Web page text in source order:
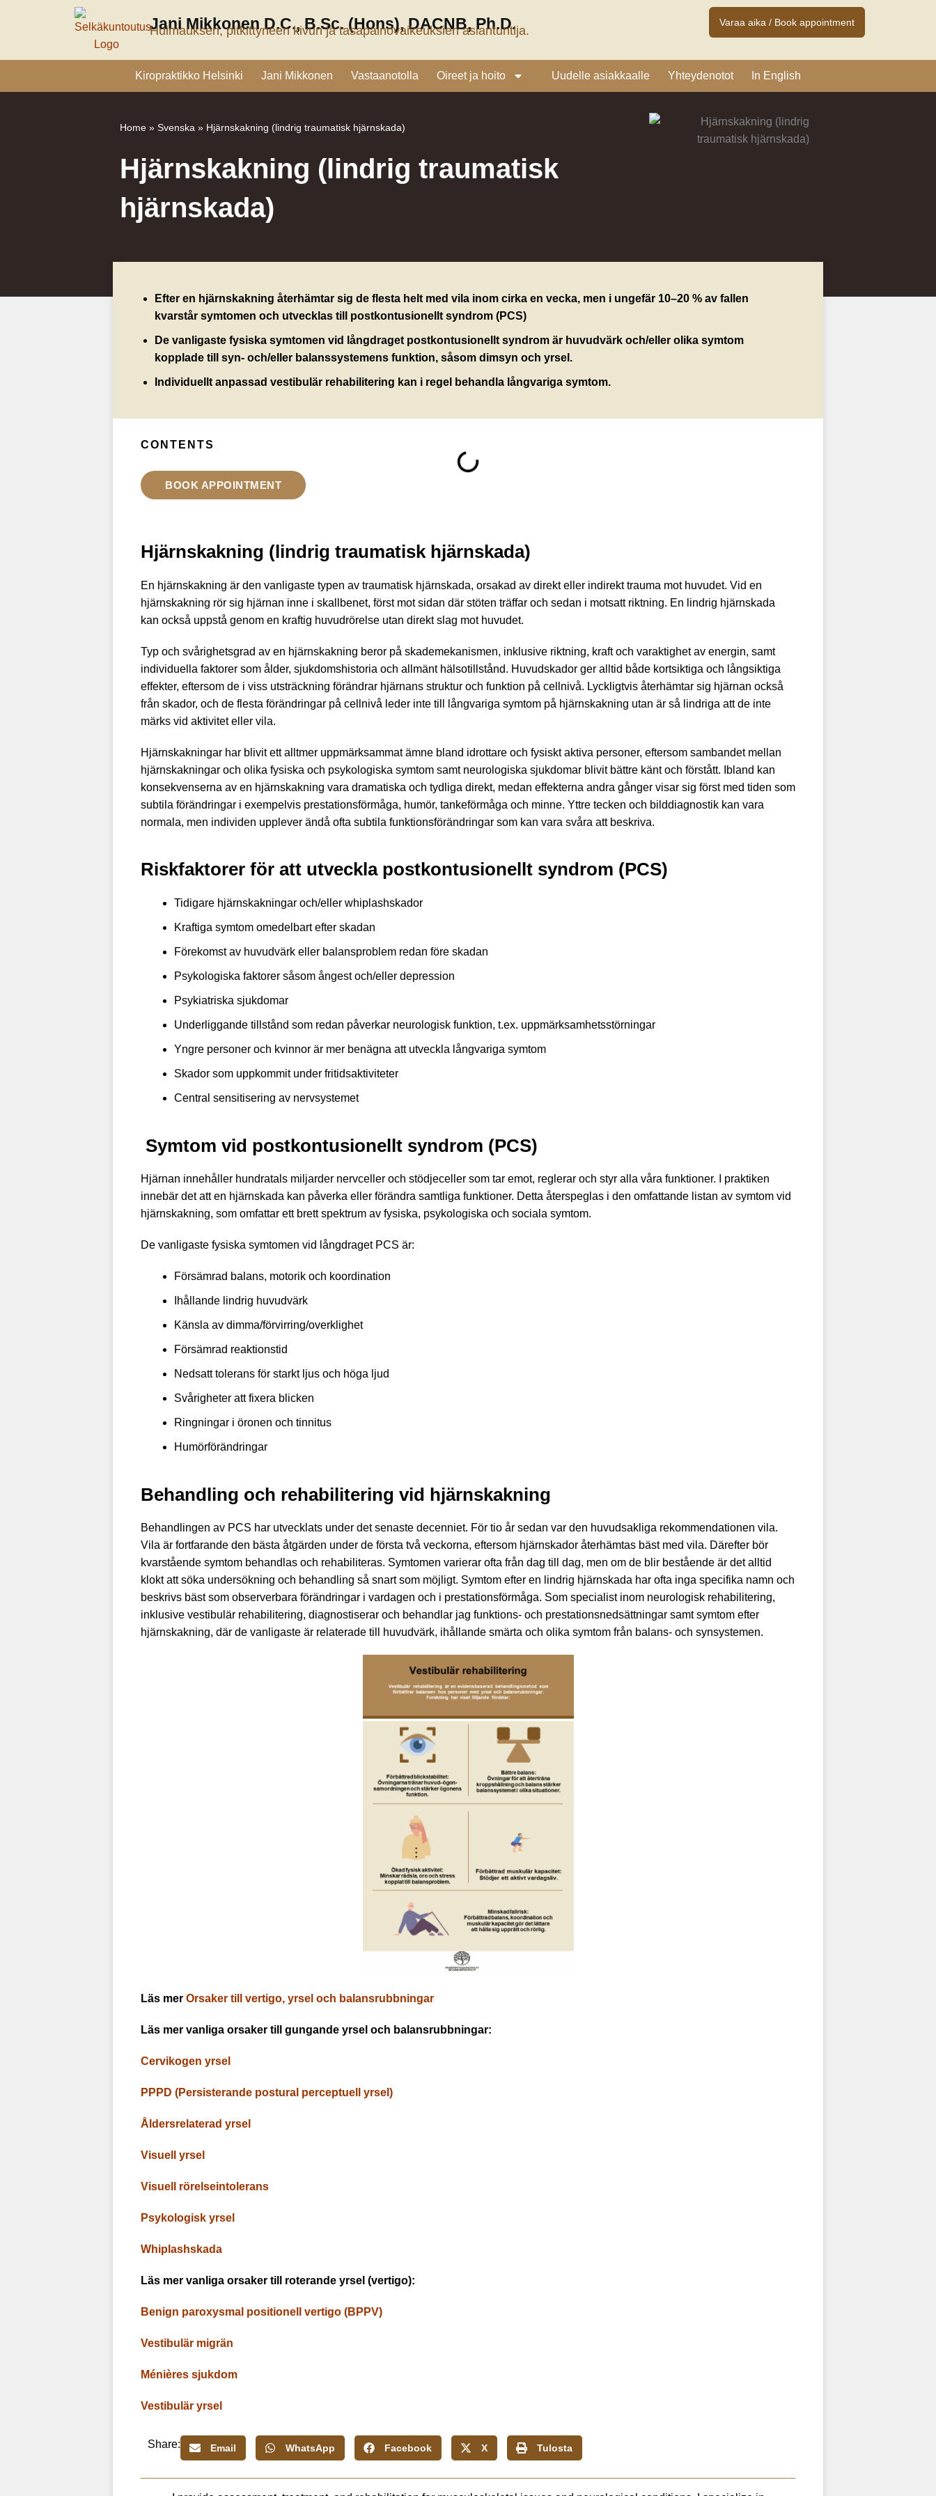
Jani Mikkonen D.C., B.Sc. (Hons), DACNB, Ph.D.
Huimauksen, pitkittyneen kivun ja tasapainovaikeuksien asiantuntija.
Varaa aika / Book appointment
Kiropraktikko Helsinki Jani Mikkonen Vastaanotolla Oireet ja hoito Uudelle asiakkaalle Yhteydenotot In English
Home » Svenska » Hjärnskakning (lindrig traumatisk hjärnskada)
Hjärnskakning (lindrig traumatisk
hjärnskada)
Efter en hjärnskakning återhämtar sig de flesta helt med vila inom cirka en vecka, men i ungefär 10–20 % av fallen
kvarstår symtomen och utvecklas till postkontusionellt syndrom (PCS)
De vanligaste fysiska symtomen vid långdraget postkontusionellt syndrom är huvudvärk och/eller olika symtom
kopplade till syn- och/eller balanssystemens funktion, såsom dimsyn och yrsel.
Individuellt anpassad vestibulär rehabilitering kan i regel behandla långvariga symtom.
CONTENTS
BOOK APPOINTMENT
Hjärnskakning (lindrig traumatisk hjärnskada)
En hjärnskakning är den vanligaste typen av traumatisk hjärnskada, orsakad av direkt eller indirekt trauma mot huvudet. Vid en
hjärnskakning rör sig hjärnan inne i skallbenet, först mot sidan där stöten träffar och sedan i motsatt riktning. En lindrig hjärnskada
kan också uppstå genom en kraftig huvudrörelse utan direkt slag mot huvudet.
Typ och svårighetsgrad av en hjärnskakning beror på skademekanismen, inklusive riktning, kraft och varaktighet av energin, samt
individuella faktorer som ålder, sjukdomshistoria och allmänt hälsotillstånd. Huvudskador ger alltid både kortsiktiga och långsiktiga
effekter, eftersom de i viss utsträckning förändrar hjärnans struktur och funktion på cellnivå. Lyckligtvis återhämtar sig hjärnan också
från skador, och de flesta förändringar på cellnivå leder inte till långvariga symtom på hjärnskakning utan är så lindriga att de inte
märks vid aktivitet eller vila.
Hjärnskakningar har blivit ett alltmer uppmärksammat ämne bland idrottare och fysiskt aktiva personer, eftersom sambandet mellan
hjärnskakningar och olika fysiska och psykologiska symtom samt neurologiska sjukdomar blivit bättre känt och förstått. Ibland kan
konsekvenserna av en hjärnskakning vara dramatiska och tydliga direkt, medan effekterna andra gånger visar sig först med tiden som
subtila förändringar i exempelvis prestationsförmåga, humör, tankeförmåga och minne. Yttre tecken och bilddiagnostik kan vara
normala, men individen upplever ändå ofta subtila funktionsförändringar som kan vara svåra att beskriva.
Riskfaktorer för att utveckla postkontusionellt syndrom (PCS)
Tidigare hjärnskakningar och/eller whiplashskador
Kraftiga symtom omedelbart efter skadan
Förekomst av huvudvärk eller balansproblem redan före skadan
Psykologiska faktorer såsom ångest och/eller depression
Psykiatriska sjukdomar
Underliggande tillstånd som redan påverkar neurologisk funktion, t.ex. uppmärksamhetsstörningar
Yngre personer och kvinnor är mer benägna att utveckla långvariga symtom
Skador som uppkommit under fritidsaktiviteter
Central sensitisering av nervsystemet
Symtom vid postkontusionellt syndrom (PCS)
Hjärnan innehåller hundratals miljarder nervceller och stödjeceller som tar emot, reglerar och styr alla våra funktioner. I praktiken
innebär det att en hjärnskada kan påverka eller förändra samtliga funktioner. Detta återspeglas i den omfattande listan av symtom vid
hjärnskakning, som omfattar ett brett spektrum av fysiska, psykologiska och sociala symtom.
De vanligaste fysiska symtomen vid långdraget PCS är:
Försämrad balans, motorik och koordination
Ihållande lindrig huvudvärk
Känsla av dimma/förvirring/overklighet
Försämrad reaktionstid
Nedsatt tolerans för starkt ljus och höga ljud
Svårigheter att fixera blicken
Ringningar i öronen och tinnitus
Humörförändringar
Behandling och rehabilitering vid hjärnskakning
Behandlingen av PCS har utvecklats under det senaste decenniet. För tio år sedan var den huvudsakliga rekommendationen vila.
Vila är fortfarande den bästa åtgärden under de första två veckorna, eftersom hjärnskador återhämtas bäst med vila. Därefter bör
kvarstående symtom behandlas och rehabiliteras. Symtomen varierar ofta från dag till dag, men om de blir bestående är det alltid
klokt att söka undersökning och behandling så snart som möjligt. Symtom efter en lindrig hjärnskada har ofta inga specifika namn och
beskrivs bäst som observerbara förändringar i vardagen och i prestationsförmåga. Som specialist inom neurologisk rehabilitering,
inklusive vestibulär rehabilitering, diagnostiserar och behandlar jag funktions- och prestationsnedsättningar samt symtom efter
hjärnskakning, där de vanligaste är relaterade till huvudvärk, ihållande smärta och olika symtom från balans- och synsystemen.
Läs mer Orsaker till vertigo, yrsel och balansrubbningar
Läs mer vanliga orsaker till gungande yrsel och balansrubbningar:
Cervikogen yrsel
PPPD (Persisterande postural perceptuell yrsel)
Åldersrelaterad yrsel
Visuell yrsel
Visuell rörelseintolerans
Psykologisk yrsel
Whiplashskada
Läs mer vanliga orsaker till roterande yrsel (vertigo):
Benign paroxysmal positionell vertigo (BPPV)
Vestibulär migrän
Ménières sjukdom
Vestibulär yrsel
Share: Email WhatsApp Facebook X Tulosta